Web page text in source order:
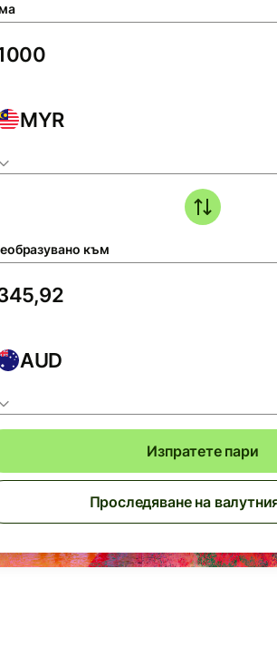
MYR
към
AUD
Изпратете пари
Проследяване на